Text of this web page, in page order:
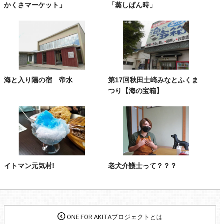
かくさマーケット」
「蒸しぱん時」
海と入り陽の宿 帝水
第17回秋田土崎みなとふくま
つり【海の宝箱】
イトマン元気村! 老犬介護士って？？？
ONE FOR AKITAプロジェクトとは